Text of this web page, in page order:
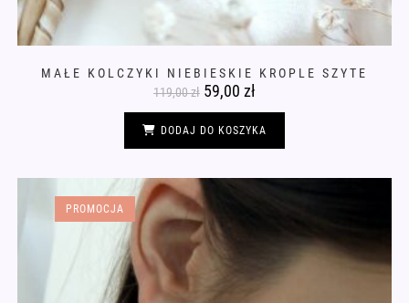
MAŁE KOLCZYKI NIEBIESKIE KROPLE SZYTE
119,00zł Pierwotna
cena
wynosiła:
119,00 zł.
59,00 zł
wynosi:
59,00 zł.
DODAJ DO KOSZYKA
PROMOCJA